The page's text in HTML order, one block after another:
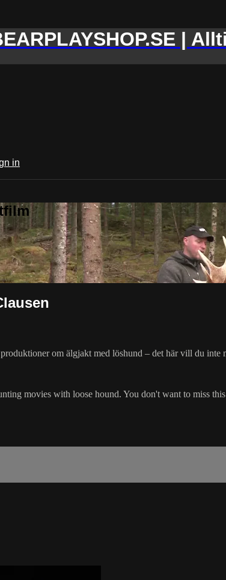
|
in
om älgjakt med löshund – det här vill du inte
movies with loose hound. You don't want to miss